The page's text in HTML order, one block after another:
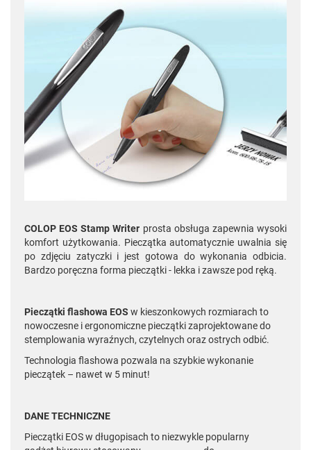
COLOP EOS Stamp Writer prosta obsługa zapewnia wysoki
komfort użytkowania. Pieczątka automatycznie uwalnia się
po zdjęciu zatyczki i jest gotowa do wykonania odbicia.
Bardzo poręczna forma pieczątki - lekka i zawsze pod ręką.
Pieczątki flashowa EOS w kieszonkowych rozmiarach to
nowoczesne i ergonomiczne pieczątki zaprojektowane do
stemplowania wyraźnych, czytelnych oraz ostrych odbić.
Technologia flashowa pozwala na szybkie wykonanie
pieczątek – nawet w 5 minut!
DANE TECHNICZNE
Pieczątki EOS w długopisach to niezwykle popularny